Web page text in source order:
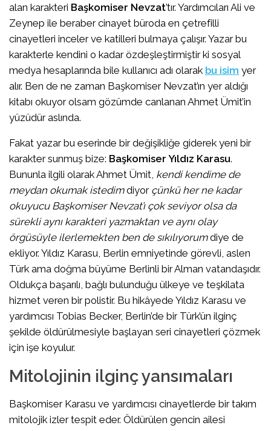
alan karakteri Başkomiser Nevzat’tır. Yardımcıları Ali ve
Zeynep ile beraber cinayet büroda en çetrefilli
cinayetleri inceler ve katilleri bulmaya çalışır. Yazar bu
karakterle kendini o kadar özdeşleştirmiştir ki sosyal
medya hesaplarında bile kullanıcı adı olarak bu isim yer
alır. Ben de ne zaman Başkomiser Nevzat’ın yer aldığı
kitabı okuyor olsam gözümde canlanan Ahmet Ümit’in
yüzüdür aslında.
Fakat yazar bu eserinde bir değişikliğe giderek yeni bir
karakter sunmuş bize: Başkomiser Yıldız Karasu.
Bununla ilgili olarak Ahmet Ümit, kendi kendime de
meydan okumak istedimdiyor çünkü her ne kadar
okuyucu Başkomiser Nevzat’ı çok seviyor olsa da
sürekli aynı karakteri yazmaktan ve aynı olay
örgüsüyle ilerlemekten ben de sıkılıyorumdiye de
ekliyor. Yıldız Karasu, Berlin emniyetinde görevli, aslen
Türk ama doğma büyüme Berlinli bir Alman vatandaşıdır.
Oldukça başarılı, bağlı bulunduğu ülkeye ve teşkilata
hizmet veren bir polistir. Bu hikâyede Yıldız Karasu ve
yardımcısı Tobias Becker, Berlin’de bir Türk’ün ilginç
şekilde öldürülmesiyle başlayan seri cinayetleri çözmek
için işe koyulur.
Mitolojinin ilginç yansımaları
Başkomiser Karasu ve yardımcısı cinayetlerde bir takım
mitolojik izler tespit eder. Öldürülen gencin ailesi